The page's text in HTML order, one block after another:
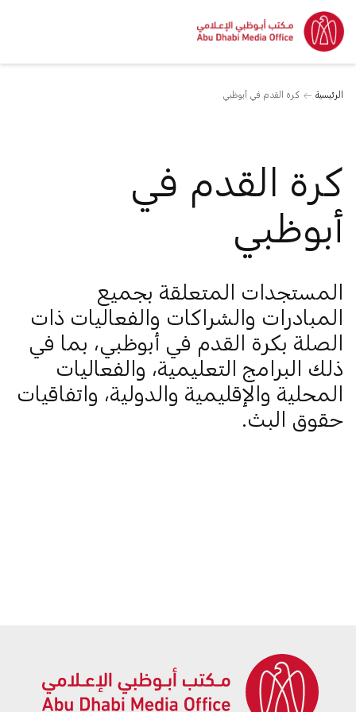
الرئيسية كرة القدم في أبوظبي
كرة القدم في
أبوظبي
المستجدات المتعلقة بجميع
المبادرات والشراكات والفعاليات ذات
الصلة بكرة القدم في أبوظبي، بما في
ذلك البرامج التعليمية، والفعاليات
المحلية والإقليمية والدولية، واتفاقيات
حقوق البث.